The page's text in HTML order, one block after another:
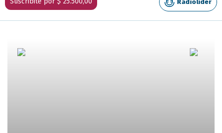
Radiolider